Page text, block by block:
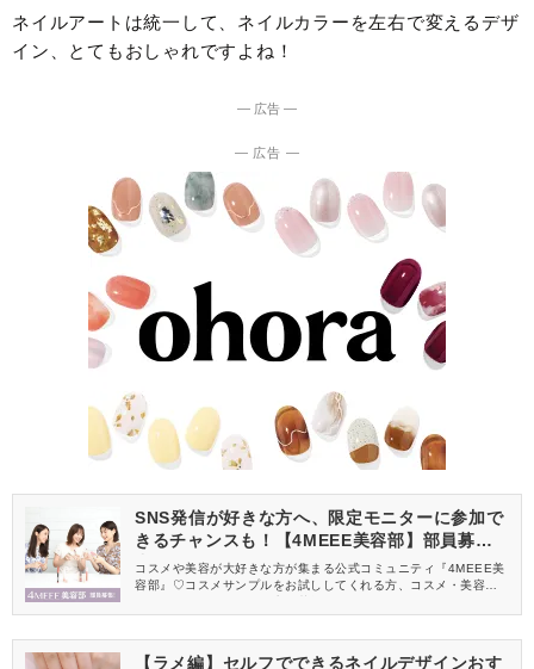
ネイルアートは統一して、ネイルカラーを左右で変えるデザ
イン、とてもおしゃれですよね！
― 広告 ―
― 広告 ―
SNS発信が好きな方へ、限定モニターに参加で
きるチャンスも！【4MEEE美容部】部員募集
中
コスメや美容が大好きな方が集まる公式コミュニティ『4MEEE美
容部』♡コスメサンプルをお試ししてくれる方、コスメ・美容情報
【ラメ編】セルフでできるネイルデザインおす